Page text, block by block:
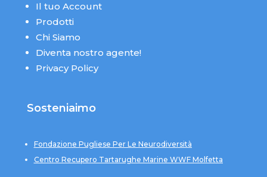
Il tuo Account
Prodotti
Chi Siamo
Diventa nostro agente!
Privacy Policy
Sosteniaimo
Fondazione Pugliese Per Le Neurodiversità
Centro Recupero Tartarughe Marine WWF Molfetta